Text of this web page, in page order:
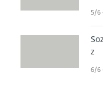
5/6
z
6/6